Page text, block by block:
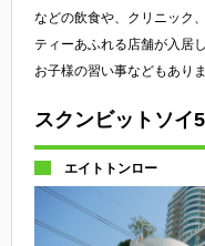
などの飲食や、クリニック
ティーあふれる店舗が入居
お子様の習い事などもありま
スクンビットソイ
エイトトンロー